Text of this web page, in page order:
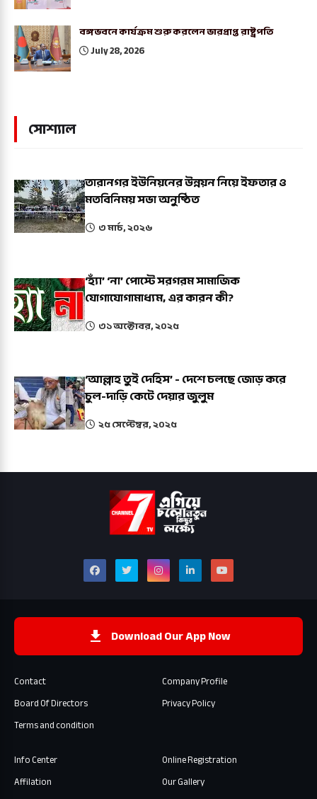
বঙ্গভবনে কার্যক্রম শুরু করলেন ভারপ্রাপ্ত রাষ্ট্রপতি
July 28, 2026
সোশ্যাল
তারানগর ইউনিয়নের উন্নয়ন নিয়ে ইফতার ও
মতবিনিময় সভা অনুষ্ঠিত
৩ মার্চ, ২০২৬
‘হ্যাঁ’ ‘না’ পোস্টে সরগরম সামাজিক
যোগাযোগামাধ্যম, এর কারন কী?
৩১ অক্টোবর, ২০২৫
‘আল্লাহ তুই দেহিস’ - দেশে চলছে জোড় করে
চুল-দাড়ি কেটে দেয়ার জুলুম
২৫ সেপ্টেম্বর, ২০২৫
Download Our App Now
Contact
Company Profile
Board Of Directors
Privacy Policy
Terms and condition
Info Center
Online Registration
Affilation
Our Gallery